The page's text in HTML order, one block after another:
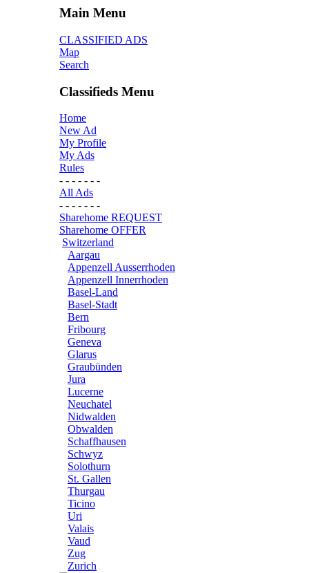
Main Menu
CLASSIFIED ADS
Map
Search
Classifieds Menu
Home
New Ad
My Profile
My Ads
Rules
- - - - - - -
All Ads
- - - - - - -
Sharehome REQUEST
Sharehome OFFER
Switzerland
Aargau
Appenzell Ausserrhoden
Appenzell Innerrhoden
Basel-Land
Basel-Stadt
Bern
Fribourg
Geneva
Glarus
Graubünden
Jura
Lucerne
Neuchatel
Nidwalden
Obwalden
Schaffhausen
Schwyz
Solothurn
St. Gallen
Thurgau
Ticino
Uri
Valais
Vaud
Zug
Zurich